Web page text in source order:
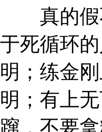
真的假不
于死循环
明；练金
明；有上
蹿，不要